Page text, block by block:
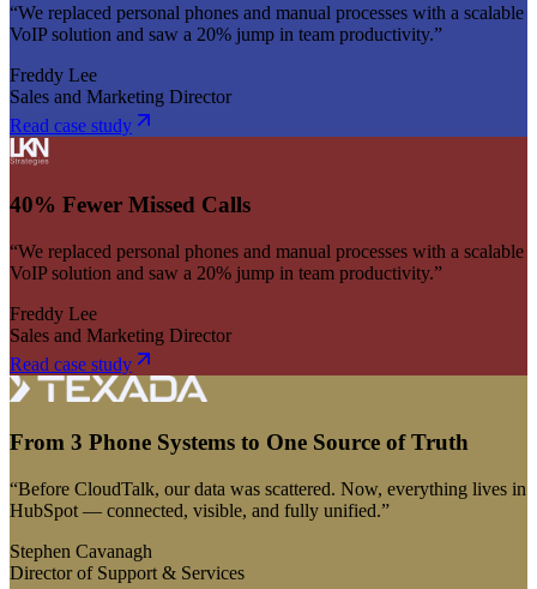
“We replaced personal phones and manual processes with a scalable
VoIP solution and saw a 20% jump in team productivity.”
Freddy Lee
Sales and Marketing Director
Read case study
40% Fewer Missed Calls
“We replaced personal phones and manual processes with a scalable
VoIP solution and saw a 20% jump in team productivity.”
Freddy Lee
Sales and Marketing Director
Read case study
From 3 Phone Systems to One Source of Truth
“Before CloudTalk, our data was scattered. Now, everything lives in
HubSpot — connected, visible, and fully unified.”
Stephen Cavanagh
Director of Support & Services